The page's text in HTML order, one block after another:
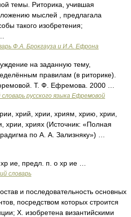
темы. Риторика, учившая
мыслей , предлагала
такого изобретения;
Ф.А. Брокгауза и И.А. Ефрона
на заданную тему,
правилам (в риторике).
Т. Ф. Ефремова. 2000 …
русского языка Ефремовой
хрий, хрии, хриям, хрию, хрии,
хрии, хриях (Источник: «Полная
по А. А. Зализняку») …
ие, предл. п. о хр ие …
словарь
и последовательность основных
посредством которых строится
Х. изобретена византийскими